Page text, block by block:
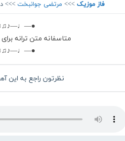
فاز موزیک >>> مرتضی جوانبخت>>>
متاسفانه متن ترانه
نظرتون راجع به این